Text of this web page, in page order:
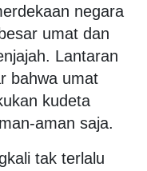
negara
umat dan
Lantaran
bahwa umat
kudeta
aman saja.
tak terlalu